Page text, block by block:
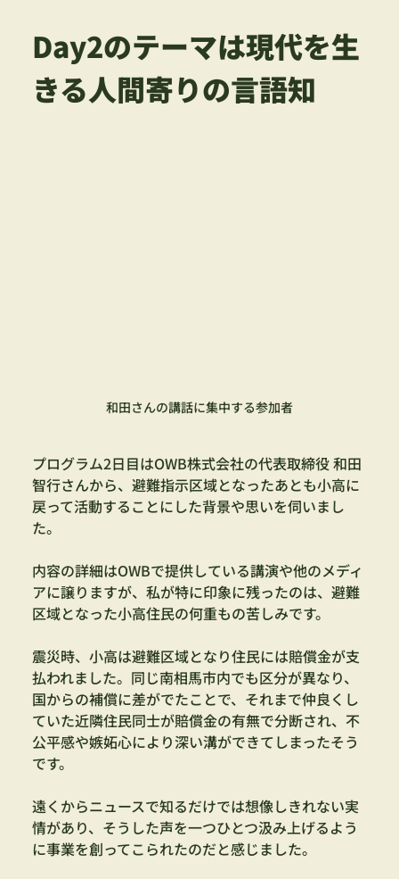
Day2のテーマは現代を生
きる人間寄りの言語知
和田さんの講話に集中する参加者
プログラム2日目はOWB株式会社の代表取締役 和田
智行さんから、避難指示区域となったあとも小高に
戻って活動することにした背景や思いを伺いまし
た。
内容の詳細はOWBで提供している講演や他のメディ
アに譲りますが、私が特に印象に残ったのは、避難
区域となった小高住民の何重もの苦しみです。
震災時、小高は避難区域となり住民には賠償金が支
払われました。同じ南相馬市内でも区分が異なり、
国からの補償に差がでたことで、それまで仲良くし
ていた近隣住民同士が賠償金の有無で分断され、不
公平感や嫉妬心により深い溝ができてしまったそう
です。
遠くからニュースで知るだけでは想像しきれない実
情があり、そうした声を一つひとつ汲み上げるよう
に事業を創ってこられたのだと感じました。